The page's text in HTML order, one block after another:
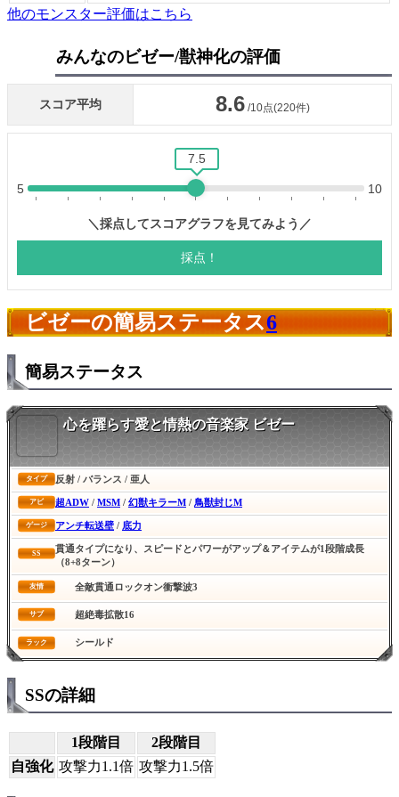
他のモンスター評価はこちら
みんなのビゼー/獣神化の評価
ビゼーの簡易ステータス6
簡易ステータス
心を躍らす愛と情熱の音楽家 ビゼー
タイプ 反射 / バランス / 亜人
アビ 超ADW / MSM / 幻獣キラーM / 鳥獣封じM
ゲージ アンチ転送壁 / 底力
SS
貫通タイプになり、スピードとパワーがアップ＆アイテムが1段階成長
（8+8ターン）
友情 全敵貫通ロックオン衝撃波3
サブ 超絶毒拡散16
ラック シールド
SSの詳細
1段階目
2段階目
自強化 攻撃力1.1倍 攻撃力1.5倍